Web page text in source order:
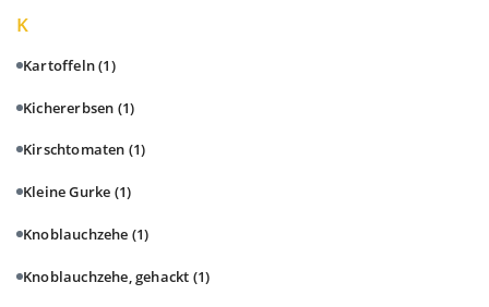
K
Kartoffeln(1)
Kichererbsen (1)
Kirschtomaten (1)
Kleine Gurke (1)
Knoblauchzehe (1)
Knoblauchzehe, gehackt (1)